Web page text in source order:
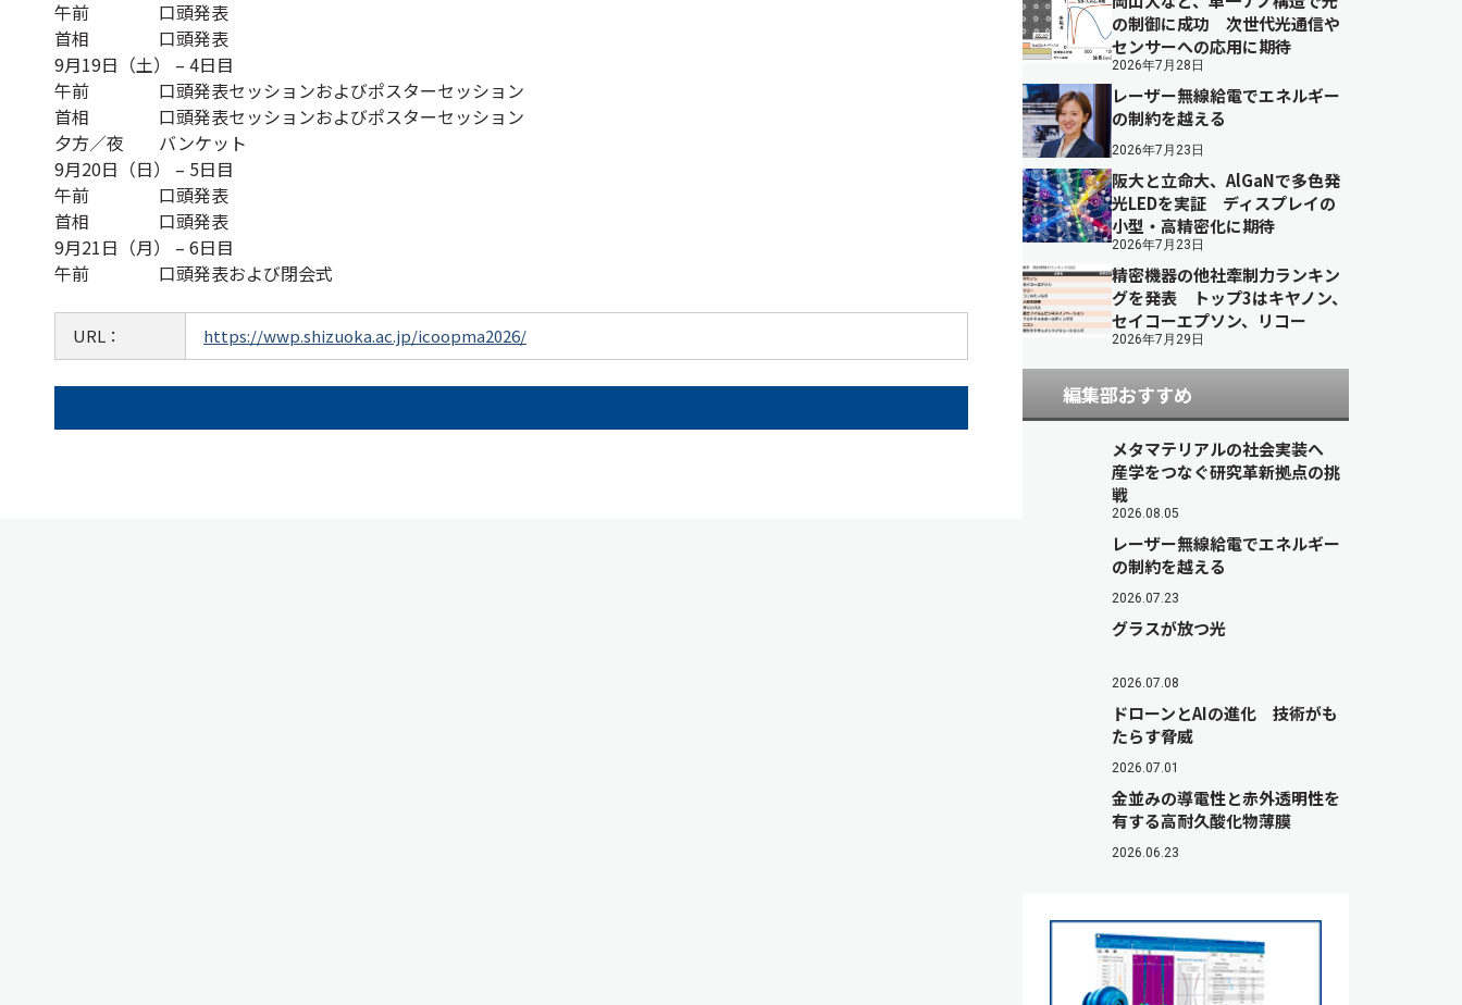
午前
口頭発表
首相
口頭発表
9月19日（土） – 4日目
午前
口頭発表セッションおよびポスターセッション
首相
口頭発表セッションおよびポスターセッション
夕方／夜
バンケット
9月20日（日） – 5日目
午前
口頭発表
首相
口頭発表
9月21日（月） – 6日目
午前
口頭発表および閉会式
URL： https://wwp.shizuoka.ac.jp/icoopma2026/
の制御に成功 次世代光通信や
センサーへの応用に期待
2026年7月28日
レーザー無線給電でエネルギー
の制約を越える
2026年7月23日
阪大と立命大、AlGaNで多色発
光LEDを実証 ディスプレイの
小型・高精密化に期待
2026年7月23日
精密機器の他社牽制力ランキン
グを発表 トップ3はキヤノン、
セイコーエプソン、リコー
2026年7月29日
編集部おすすめ
メタマテリアルの社会実装へ
産学をつなぐ研究革新拠点の挑
戦
2026.08.05
レーザー無線給電でエネルギー
の制約を越える
2026.07.23
グラスが放つ光
2026.07.08
ドローンとAIの進化 技術がも
たらす脅威
2026.07.01
金並みの導電性と赤外透明性を
有する高耐久酸化物薄膜
2026.06.23